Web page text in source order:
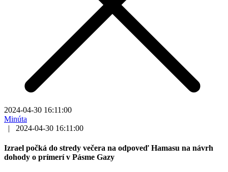
2024-04-30 16:11:00
Minúta
|
2024-04-30 16:11:00
Izrael počká do stredy večera na odpoveď Hamasu na návrh
dohody o prímerí v Pásme Gazy